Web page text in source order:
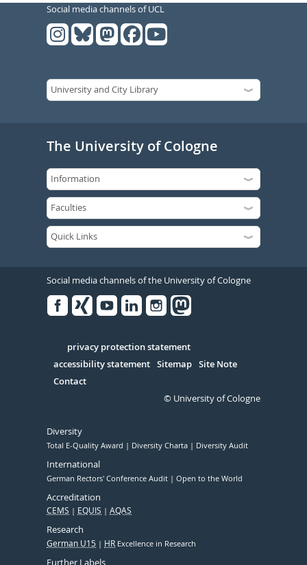
Social media channels of UCL
The University of Cologne
Social media channels of the University of Cologne
Serivce
privacy protection statement
accessibility statement Sitemap Site Note
Contact
© University of Cologne
Diversity
Total E-Quality Award Diversity Charta Diversity Audit
International
German Rectors' Conference Audit Open to the World
Accreditation
CEMS EQUIS AQAS
Research
German U15 HR Excellence in Research
Further Labels